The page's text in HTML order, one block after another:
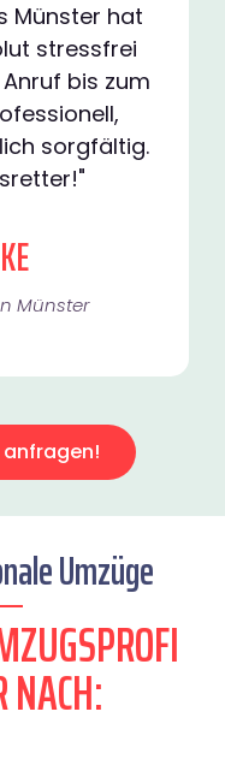
Münster hat
stressfrei
bis zum
sorgfältig.
Münster​
Umzüge